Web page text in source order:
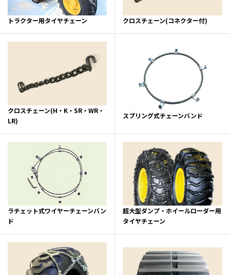
トラクター用タイヤチェーン クロスチェーン(コネクター付)
クロスチェーン(H・K・SR・WR・
LR)
スプリング式チェーンバンド
ラチェット式ワイヤーチェーンバン
ド
超大型ダンプ・ホイールローダー用
タイヤチェーン